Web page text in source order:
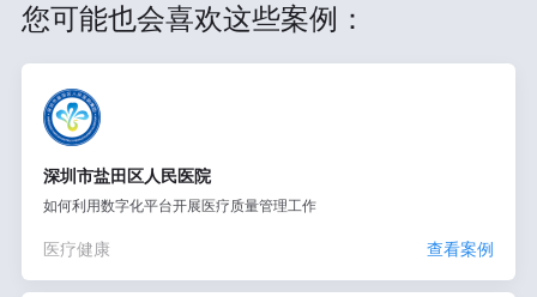
您可能也会喜欢这些案例：
深圳市盐田区人民医院
如何利用数字化平台开展医疗质量管理工作
医疗健康 查看案例